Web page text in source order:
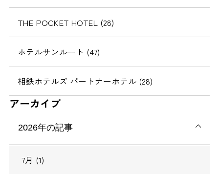
THE POCKET HOTEL (28)
ホテルサンルート (47)
相鉄ホテルズ パートナーホテル (28)
アーカイブ
2026年の記事
7月 (1)